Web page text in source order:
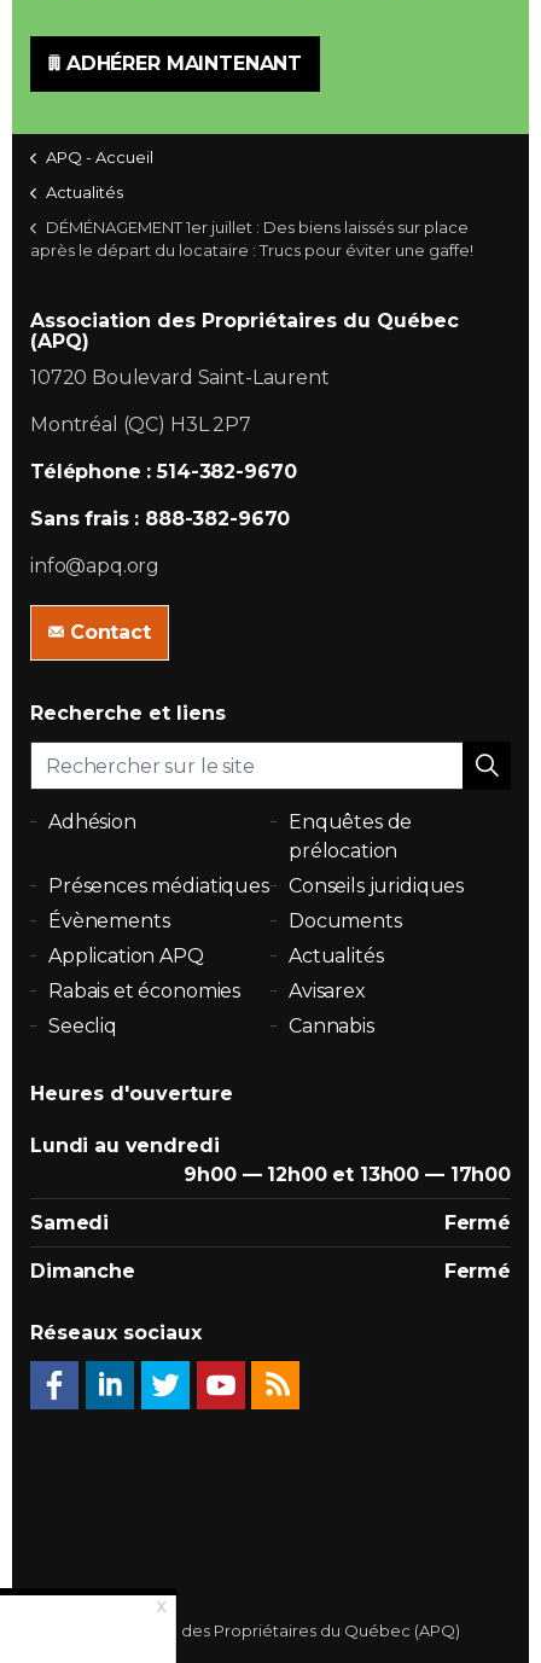
ADHÉRER MAINTENANT
APQ - Accueil
Actualités
DÉMÉNAGEMENT 1er juillet : Des biens laissés sur place
après le départ du locataire : Trucs pour éviter une gaffe!
Association des Propriétaires du Québec
(APQ)
10720 Boulevard Saint-Laurent
Montréal (QC) H3L 2P7
Téléphone : 514-382-9670
Sans frais : 888-382-9670
info@apq.org
Contact
Recherche et liens
Adhésion
Enquêtes de
prélocation
Présences médiatiques
Conseils juridiques
Évènements
Documents
Application APQ
Actualités
Rabais et économies
Avisarex
Seecliq
Cannabis
Heures d'ouverture
Lundi au vendredi
9h00 — 12h00 et 13h00 — 17h00
Samedi Fermé
Dimanche Fermé
Réseaux sociaux
© 2026 Association des Propriétaires du Québec (APQ)